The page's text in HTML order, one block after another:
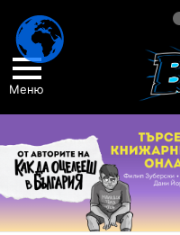
Меню